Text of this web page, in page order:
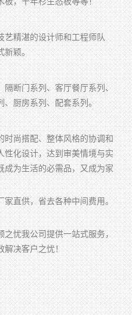
艺精湛的设计师和工程师队
新颖。
隔断门系列、客厅餐厅系列、
、厨房系列、配套系列。
时尚搭配、整体风格的协调和
性化设计，达到审美情境与实
成为生活的必需品，又成为家
家直供，省去各种中间费用。
之忧我公司提供一站式服务，
解决客户之忧！